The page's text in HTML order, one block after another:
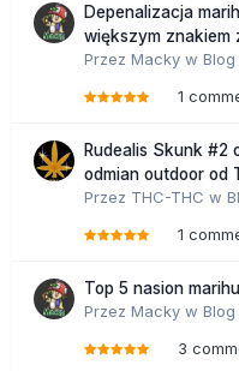
Depenalizacja
większym znakiem
Przez Macky w
1
Rudealis Skunk #2
odmian outdoor od
Przez THC-THC w
1
Top 5 nasion
Przez Macky w
3